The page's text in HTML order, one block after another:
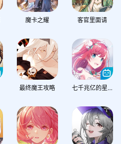
魔卡之耀 客官里面请
最终魔王攻略 七千兆亿的星空